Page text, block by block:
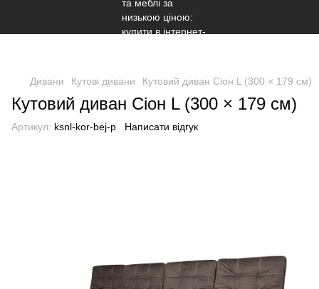
Дивани Кутові дивани Кутовий диван Сіон L (300 × 179 см)
Кутовий диван Сіон L (300 × 179 см)
Артикул: ksnl-kor-bej-p Написати відгук